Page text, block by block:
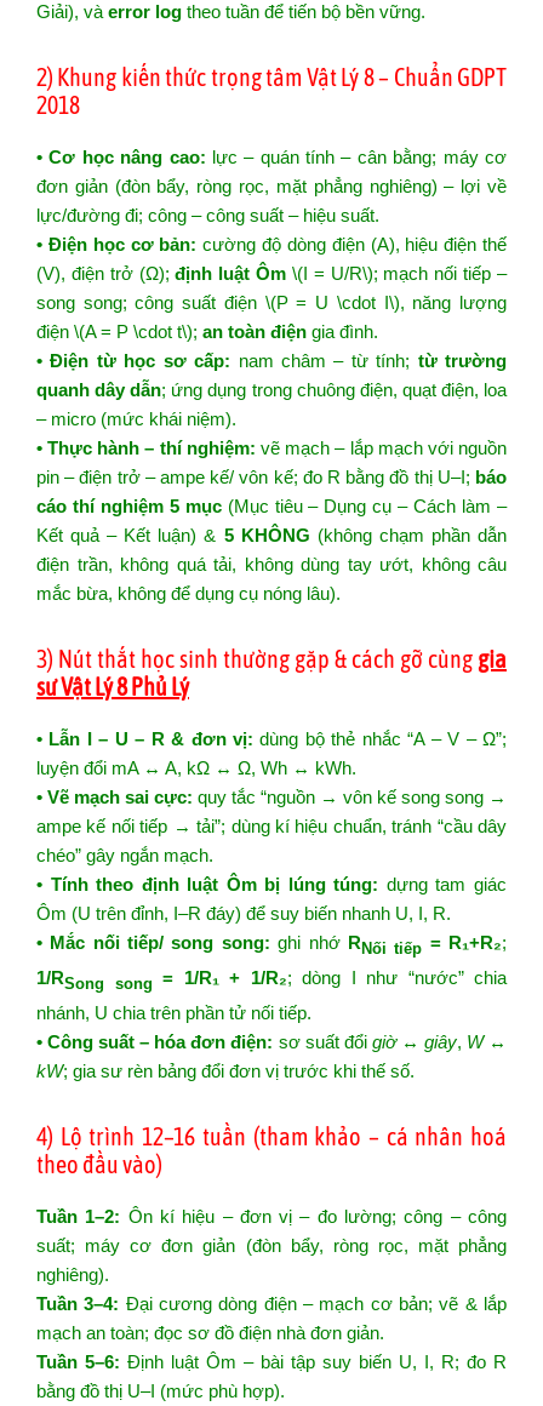
Giải), và error log theo tuần để tiến bộ bền vững.
2) Khung kiến thức trọng tâm Vật Lý 8 – Chuẩn GDPT
2018
• Cơ học nâng cao: lực – quán tính – cân bằng; máy cơ
đơn giản (đòn bẩy, ròng rọc, mặt phẳng nghiêng) – lợi về
lực/đường đi; công – công suất – hiệu suất.
• Điện học cơ bản: cường độ dòng điện (A), hiệu điện thế
(V), điện trở (Ω);định luật Ôm \(I = U/R\); mạch nối tiếp –
song song; công suất điện \(P = U \cdot I\), năng lượng
điện \(A = P \cdot t\); an toàn điện gia đình.
• Điện từ học sơ cấp: nam châm – từ tính; từ trường
quanh dây dẫn; ứng dụng trong chuông điện, quạt điện, loa
– micro (mức khái niệm).
• Thực hành – thí nghiệm: vẽ mạch – lắp mạch với nguồn
pin – điện trở – ampe kế/ vôn kế; đo R bằng đồ thị U–I; báo
cáo thí nghiệm 5 mục(Mục tiêu – Dụng cụ – Cách làm –
Kết quả – Kết luận) & 5 KHÔNG (không chạm phần dẫn
điện trần, không quá tải, không dùng tay ướt, không câu
mắc bừa, không để dụng cụ nóng lâu).
3) Nút thắt học sinh thường gặp & cách gỡ cùng gia
sư Vật Lý 8 Phủ Lý
• Lẫn I – U – R & đơn vị: dùng bộ thẻ nhắc “A – V – Ω”;
luyện đổi mA ↔ A, kΩ ↔ Ω, Wh ↔ kWh.
• Vẽ mạch sai cực: quy tắc “nguồn → vôn kế song song →
ampe kế nối tiếp → tải”; dùng kí hiệu chuẩn, tránh “cầu dây
chéo” gây ngắn mạch.
• Tính theo định luật Ôm bị lúng túng: dựng tam giác
Ôm (U trên đỉnh, I–R đáy) để suy biến nhanh U, I, R.
• Mắc nối tiếp/ song song: ghi nhớ RNối tiếp = R₁+R₂;
1/RSong song = 1/R₁ + 1/R₂; dòng I như “nước” chia
nhánh, U chia trên phần tử nối tiếp.
• Công suất – hóa đơn điện: sơ suất đổi giờ ↔ giây, W ↔
kW; gia sư rèn bảng đổi đơn vị trước khi thế số.
4) Lộ trình 12–16 tuần (tham khảo – cá nhân hoá
theo đầu vào)
Tuần 1–2: Ôn kí hiệu – đơn vị – đo lường; công – công
suất; máy cơ đơn giản (đòn bẩy, ròng rọc, mặt phẳng
nghiêng).
Tuần 3–4: Đại cương dòng điện – mạch cơ bản; vẽ & lắp
mạch an toàn; đọc sơ đồ điện nhà đơn giản.
Tuần 5–6: Định luật Ôm – bài tập suy biến U, I, R; đo R
bằng đồ thị U–I (mức phù hợp).